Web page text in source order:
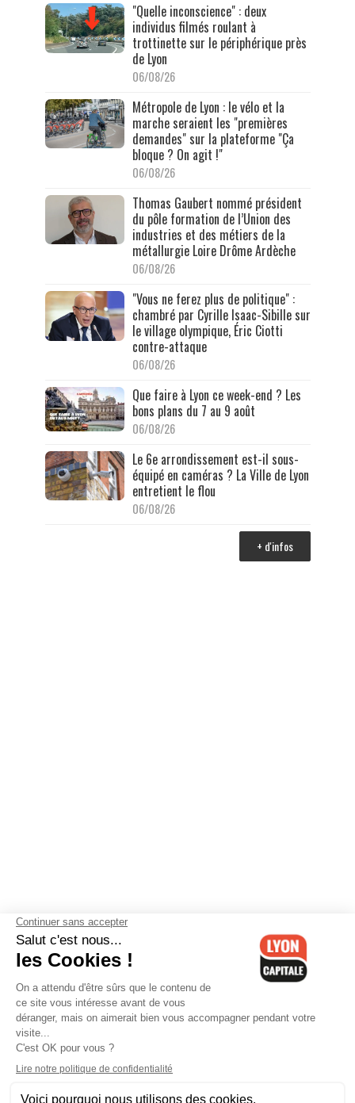
"Quelle inconscience" : deux
individus filmés roulant à
trottinette sur le périphérique près
de Lyon
06/08/26
Métropole de Lyon : le vélo et la
marche seraient les "premières
demandes" sur la plateforme "Ça
bloque ? On agit !"
06/08/26
Thomas Gaubert nommé président
du pôle formation de l’Union des
industries et des métiers de la
métallurgie Loire Drôme Ardèche
06/08/26
"Vous ne ferez plus de politique" :
chambré par Cyrille Isaac-Sibille sur
le village olympique, Éric Ciotti
contre-attaque
06/08/26
Que faire à Lyon ce week-end ? Les
bons plans du 7 au 9 août
06/08/26
Le 6e arrondissement est-il sous-
équipé en caméras ? La Ville de Lyon
entretient le flou
06/08/26
+ d'infos